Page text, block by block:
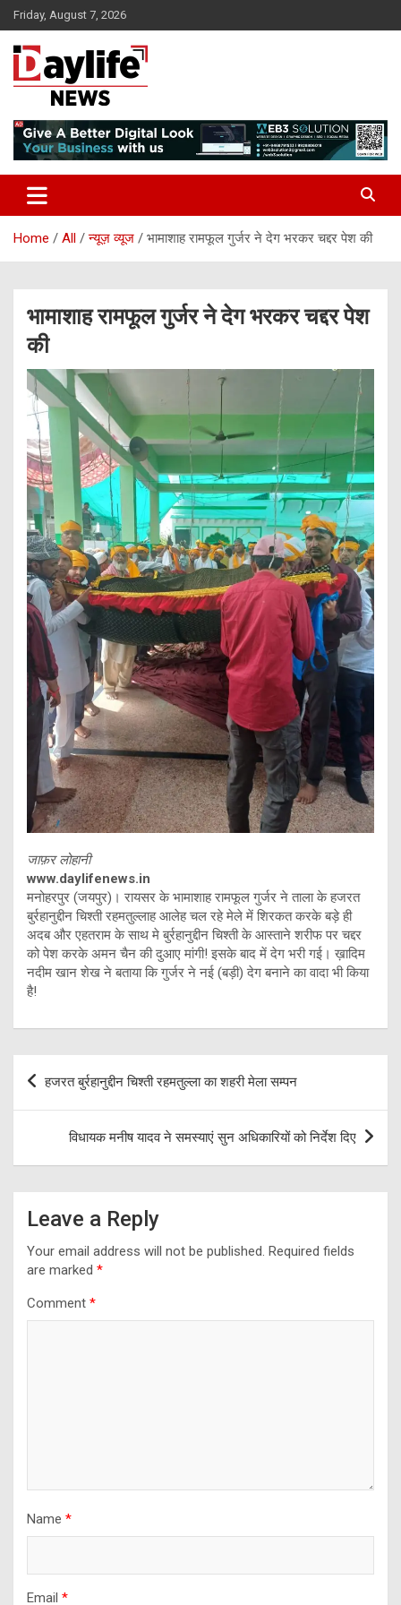
Skip
to
content
Friday, August 7, 2026
daylifenews
Home All न्यूज़ व्यूज भामाशाह रामफूल गुर्जर ने देग भरकर चद्दर पेश की
भामाशाह रामफूल गुर्जर ने देग भरकर चद्दर पेश
की
जाफ़र लोहानी
www.daylifenews.in
मनोहरपुर (जयपुर)। रायसर के भामाशाह रामफूल गुर्जर ने ताला के हजरत
बुर्रहानुद्दीन चिश्ती रहमतुल्लाह आलेह चल रहे मेले में शिरकत करके बड़े ही
अदब और एहतराम के साथ मे बुर्रहानुद्दीन चिश्ती के आस्ताने शरीफ पर चद्दर
को पेश करके अमन चैन की दुआए मांगी! इसके बाद में देग भरी गई। ख़ादिम
नदीम खान शेख ने बताया कि गुर्जर ने नई (बड़ी) देग बनाने का वादा भी किया
है!
Post
navigation
हजरत बुर्रहानुद्दीन चिश्ती रहमतुल्ला का शहरी मेला सम्पन
विधायक मनीष यादव ने समस्याएं सुन अधिकारियों को निर्देश दिए
Leave a Reply
Your email address will not be published. Required fields
are marked *
Comment *
Name *
Email *